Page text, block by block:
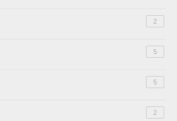
2
5
5
2